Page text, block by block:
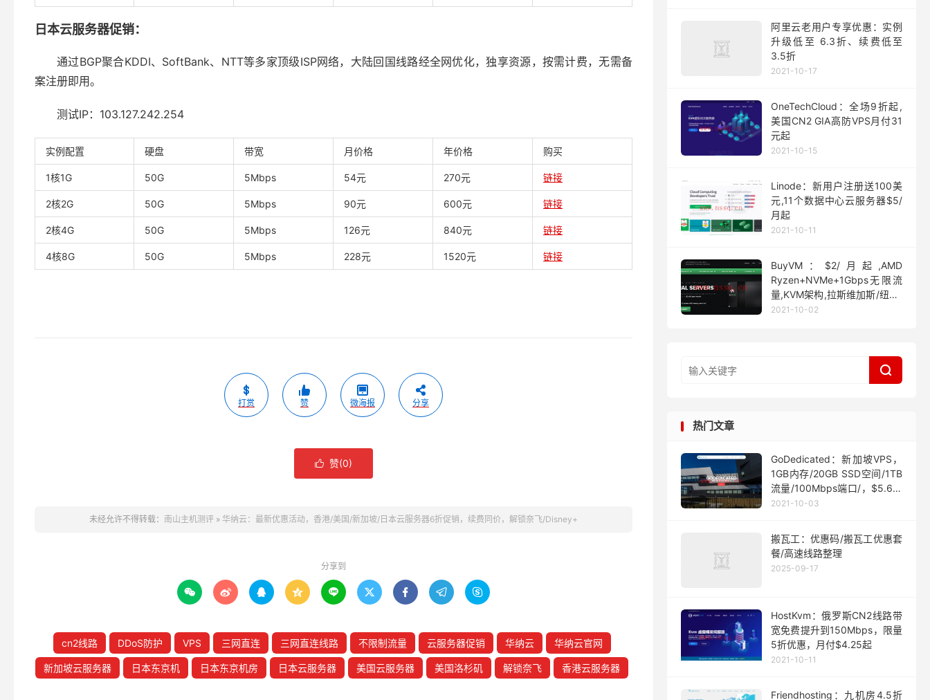
日本云服务器促销：
通过BGP聚合KDDI、SoftBank、NTT等多家顶级ISP网络，大陆回国线路经全网优化，独享资源，按需计费，无需备
案注册即用。
测试IP：103.127.242.254
实例配置 硬盘 带宽 月价格 年价格 购买
1核1G 50G 5Mbps 54元 270元 链接
2核2G 50G 5Mbps 90元 600元 链接
2核4G 50G 5Mbps 126元 840元 链接
4核8G 50G 5Mbps 228元 1520元 链接
打赏 赞 微海报 分享
 赞(0)
未经允许不得转载： 南山主机测评 » 华纳云：最新优惠活动，香港/美国/新加坡/日本云服务器6折促销，续费同价，解锁奈飞/Disney+
分享到
        
cn2线路 DDoS防护 VPS 三网直连 三网直连线路 不限制流量 云服务器促销 华纳云 华纳云官网
新加坡云服务器 日本东京机 日本东京机房 日本云服务器 美国云服务器 美国洛杉矶 解锁奈飞 香港云服务器
阿里云老用户专享优惠：实例
升级低至 6.3折、续费低至
3.5折
2021-10-17
OneTechCloud：全场9折起,
美国CN2 GIA高防VPS月付31
元起
2021-10-15
Linode：新用户注册送100美
元,11个数据中心云服务器$5/
月起
2021-10-11
BuyVM：$2/月起,AMD
Ryzen+NVMe+1Gbps无限流
量,KVM架构,拉斯维加斯/纽约/
迈阿密
2021-10-02

热门文章
GoDedicated：新加坡VPS，
1GB内存/20GB SSD空间/1TB
流量/100Mbps端口/，$5.63/
月起
2021-10-03
搬瓦工：优惠码/搬瓦工优惠套
餐/高速线路整理
2025-09-17
HostKvm：俄罗斯CN2线路带
宽免费提升到150Mbps，限量
5折优惠，月付$4.25起
2021-10-11
Friendhosting：九机房4.5折